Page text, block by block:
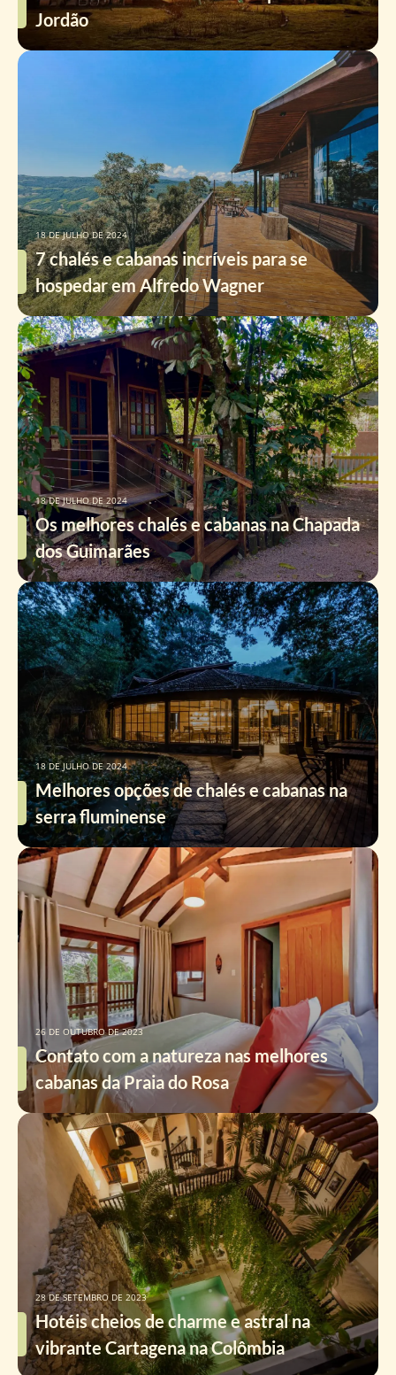
Jordão
7 chalés e cabanas incríveis para se
hospedar em Alfredo Wagner
18 DE JULHO DE 2024
Os melhores chalés e cabanas na Chapada
dos Guimarães
18 DE JULHO DE 2024
Melhores opções de chalés e cabanas na
serra fluminense
18 DE JULHO DE 2024
Contato com a natureza nas melhores
cabanas da Praia do Rosa
26 DE OUTUBRO DE 2023
Hotéis cheios de charme e astral na
vibrante Cartagena na Colômbia
28 DE SETEMBRO DE 2023